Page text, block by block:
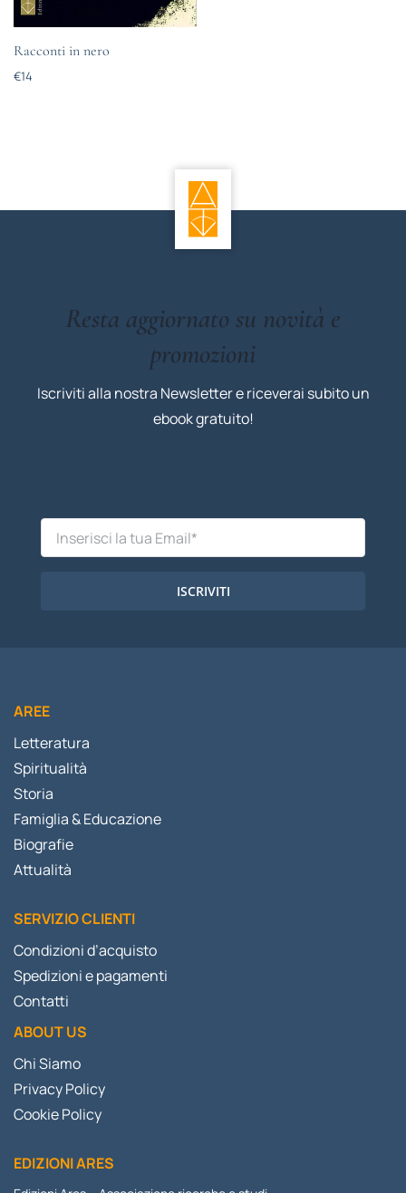
Racconti in nero
€14
Resta aggiornato su novità e
promozioni
Iscriviti alla nostra Newsletter e riceverai subito un
ebook gratuito!
ISCRIVITI
AREE
Letteratura
Spiritualità
Storia
Famiglia & Educazione
Biografie
Attualità
SERVIZIO CLIENTI
Condizioni d’acquisto
Spedizioni e pagamenti
Contatti
ABOUT US
Chi Siamo
Privacy Policy
Cookie Policy
EDIZIONI ARES